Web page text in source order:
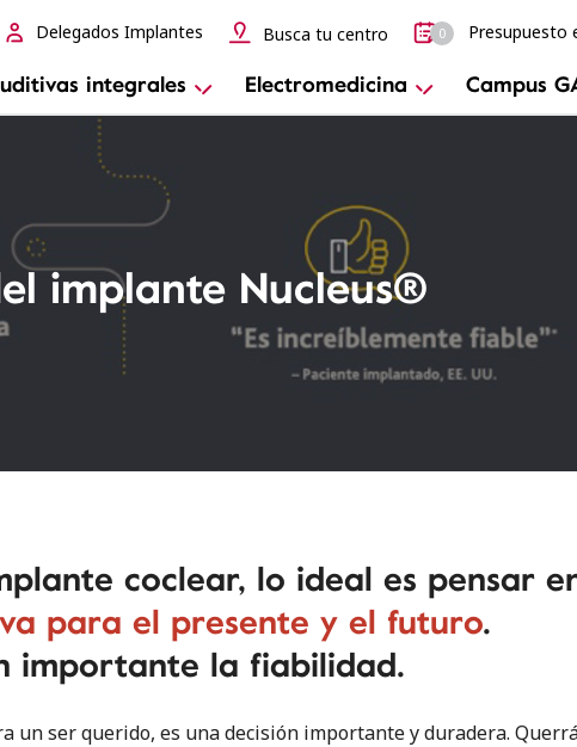
integrales Electromedicina Campus
Delegados Implantes Busca tu centro 0 Presupuesto
implante Nucleus®
coclear, lo ideal es pensar
para el presente y el futuro.
importante la fiabilidad.
un ser querido, es una decisión importante y duradera.